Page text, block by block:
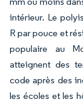
intérieur. Le
R par pouce et
populaire au
atteignent des
code après des
les écoles et les